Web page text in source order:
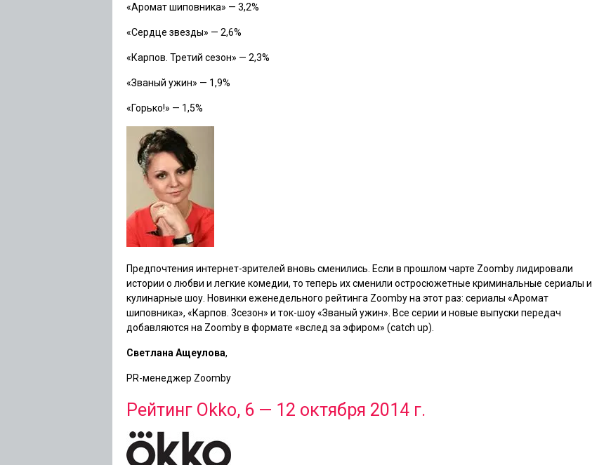
«Аромат шиповника» — 3,2%
«Сердце звезды» — 2,6%
«Карпов. Третий сезон» — 2,3%
«Званый ужин» — 1,9%
«Горько!» — 1,5%
Предпочтения интернет-зрителей вновь сменились. Если в прошлом чарте Zoomby лидировали
истории о любви и легкие комедии, то теперь их сменили остросюжетные криминальные сериалы и
кулинарные шоу. Новинки еженедельного рейтинга Zoomby на этот раз: сериалы «Аромат
шиповника», «Карпов. 3сезон» и ток-шоу«Званый ужин» . Все серии и новые выпуски передач
добавляются на Zoomby в формате «вслед за эфиром» (catch up).
Светлана Ащеулова,
PR-менеджер Zoomby
Рейтинг Okko, 6 — 12 октября 2014 г.